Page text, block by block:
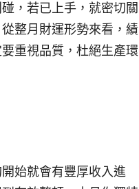
，若已上手，就密切關
整月財運形勢來看，績
重視品質，杜絕生產環
始就會有豐厚收入進